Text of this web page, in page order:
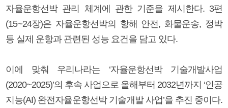
자율운항선박 관리 체계에 관한 기준을 제시한다. 3편
(15~24장)은 자율운항선박의 항해 안전, 화물운송, 정박
등 실제 운항과 관련된 성능 요건을 담고 있다.
이에 맞춰 우리나라는 ‘자율운항선박 기술개발사업
(2020~2025)’의 후속 사업으로 올해부터 2032년까지 ‘인공
지능(AI) 완전자율운항선박 기술개발 사업’을 추진 중이다.